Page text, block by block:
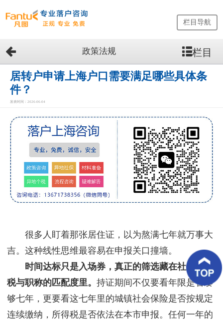
网
站
首
页
留
生
务
优
案
客
好
评
栏目导航
政策法规 栏目
居转户申请上海户口需要满足哪些具体条
件？
发表时间：2026-06-04
很多人盯着那张居住证，以为熬满七年就万事大
吉。这种线性思维最容易在申报关口撞墙。
时间达标只是入场券，真正的筛选藏在社保、个
税与职称的匹配度里。 持证期间不仅要看年限是否凑
够七年，更要看这七年里的城镇社会保险是否按规定
连续缴纳，所得税是否依法在本市申报。任何一年的